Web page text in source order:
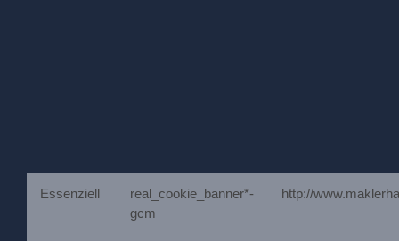
Essenziell
real_cookie_banner*-
gcm
http://